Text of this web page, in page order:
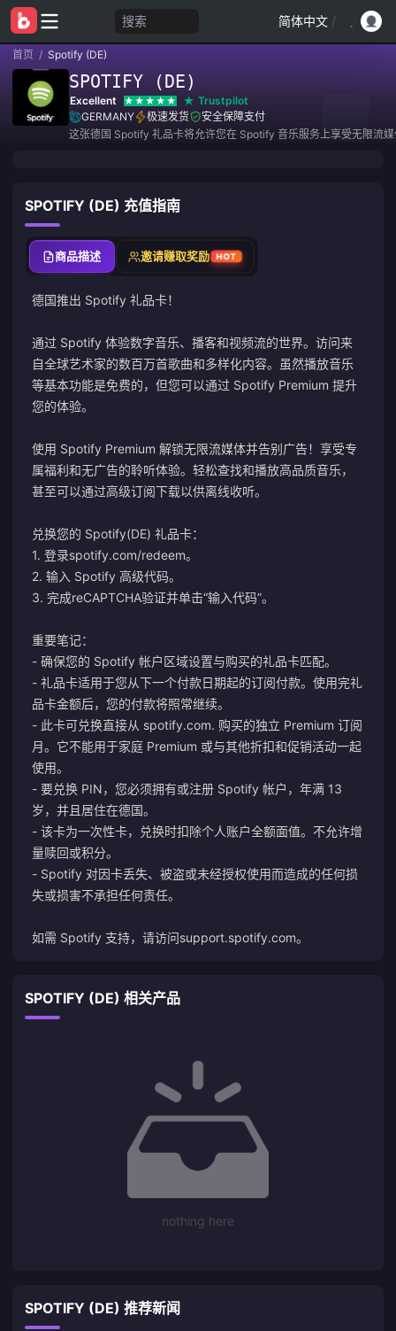
搜索 简体中文 /
首页 / Spotify (DE)
SPOTIFY (DE)
Excellent
Trustpilot
GERMANY
极速发货
安全保障支付
这张德国 Spotify 礼品卡将允许您在 Spotify 音乐服务上享受无限流
SPOTIFY (DE) 充值指南
商品描述 邀请赚取奖励 HOT
德国推出 Spotify 礼品卡！
通过 Spotify 体验数字音乐、播客和视频流的世界。访问来
自全球艺术家的数百万首歌曲和多样化内容。虽然播放音乐
等基本功能是免费的，但您可以通过 Spotify Premium 提升
您的体验。
使用 Spotify Premium 解锁无限流媒体并告别广告！享受专
属福利和无广告的聆听体验。轻松查找和播放高品质音乐，
甚至可以通过高级订阅下载以供离线收听。
兑换您的 Spotify(DE) 礼品卡：
1. 登录spotify.com/redeem。
2. 输入 Spotify 高级代码。
3. 完成reCAPTCHA验证并单击“输入代码”。
重要笔记：
- 确保您的 Spotify 帐户区域设置与购买的礼品卡匹配。
- 礼品卡适用于您从下一个付款日期起的订阅付款。使用完礼
品卡金额后，您的付款将照常继续。
- 此卡可兑换直接从 spotify.com. 购买的独立 Premium 订阅
月。它不能用于家庭 Premium 或与其他折扣和促销活动一起
使用。
- 要兑换 PIN，您必须拥有或注册 Spotify 帐户，年满 13
岁，并且居住在德国。
- 该卡为一次性卡，兑换时扣除个人账户全额面值。不允许增
量赎回或积分。
- Spotify 对因卡丢失、被盗或未经授权使用而造成的任何损
失或损害不承担任何责任。
如需 Spotify 支持，请访问support.spotify.com。
SPOTIFY (DE) 相关产品
nothing here
SPOTIFY (DE) 推荐新闻